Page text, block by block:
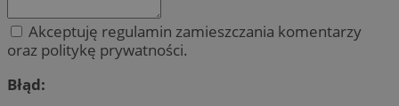
Akceptuję regulamin zamieszczania komentarzy
oraz politykę prywatności.
Błąd: